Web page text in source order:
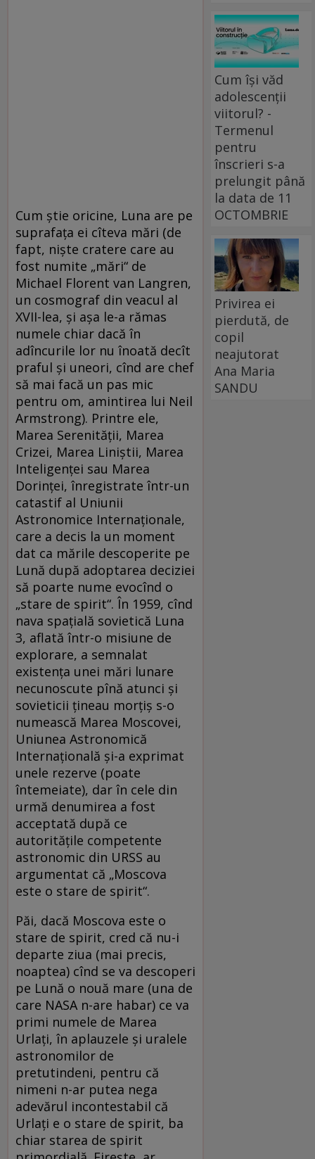
Cum știe oricine, Luna are pe
suprafața ei cîteva mări (de
fapt, niște cratere care au
fost numite „mări“ de
Michael Florent van Langren,
un cosmograf din veacul al
XVII-lea, și așa le-a rămas
numele chiar dacă în
adîncurile lor nu înoată decît
praful și uneori, cînd are chef
să mai facă un pas mic
pentru om, amintirea lui Neil
Armstrong). Printre ele,
Marea Serenității, Marea
Crizei, Marea Liniștii, Marea
Inteligenței sau Marea
Dorinței, înregistrate într-un
catastif al Uniunii
Astronomice Internaționale,
care a decis la un moment
dat ca mările descoperite pe
Lună după adoptarea deciziei
să poarte nume evocînd o
„stare de spirit“. În 1959, cînd
nava spațială sovietică Luna
3, aflată într-o misiune de
explorare, a semnalat
existența unei mări lunare
necunoscute pînă atunci și
sovieticii țineau morțiș s-o
numească Marea Moscovei,
Uniunea Astronomică
Internațională și-a exprimat
unele rezerve (poate
întemeiate), dar în cele din
urmă denumirea a fost
acceptată după ce
autoritățile competente
astronomic din URSS au
argumentat că „Moscova
este o stare de spirit“.
Păi, dacă Moscova este o
stare de spirit, cred că nu-i
departe ziua (mai precis,
noaptea) cînd se va descoperi
pe Lună o nouă mare (una de
care NASA n-are habar) ce va
primi numele de Marea
Urlați, în aplauzele și uralele
astronomilor de
pretutindeni, pentru că
nimeni n-ar putea nega
adevărul incontestabil că
Urlați e o stare de spirit, ba
chiar starea de spirit
Cum își văd
adolescenții
viitorul? -
Termenul
pentru
înscrieri s-a
prelungit până
la data de 11
OCTOMBRIE
Privirea ei
pierdută, de
copil
neajutorat
Ana Maria
SANDU